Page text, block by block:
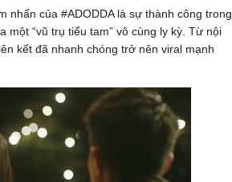
nhấn của #ADODDA là sự thành công trong
“vũ trụ tiểu tam” vô cùng ly kỳ. Từ nội
kết đã nhanh chóng trở nên viral mạnh